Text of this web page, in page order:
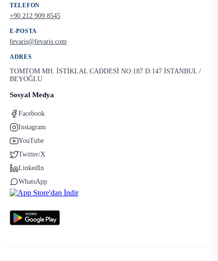
TELEFON
+90 212 909 8545
E-POSTA
fevaris@fevaris.com
ADRES
TOMTOM MH. İSTİKLAL CADDESİ NO:187 D:147 İSTANBUL /
BEYOĞLU
Sosyal Medya
Facebook
Instagram
YouTube
Twitter/X
LinkedIn
WhatsApp